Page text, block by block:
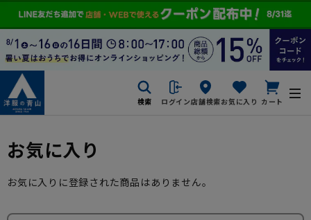
検索 ログイン店舗検索お気に入り カート
お気に入り
お気に入りに登録された商品はありません。